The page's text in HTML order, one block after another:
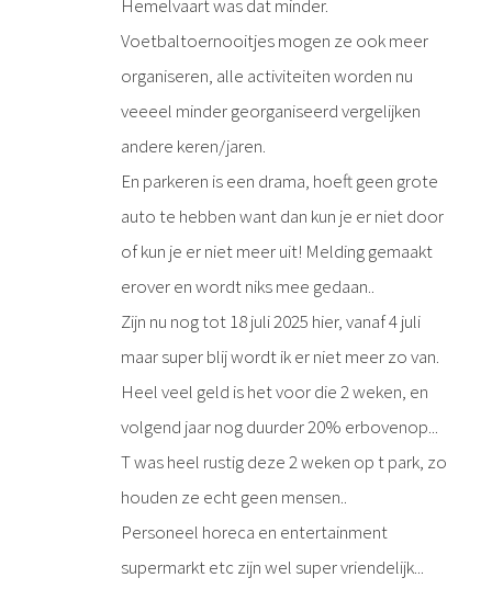
Hemelvaart was dat minder.
Voetbaltoernooitjes mogen ze ook meer
organiseren, alle activiteiten worden nu
veeeel minder georganiseerd vergelijken
andere keren/jaren.
En parkeren is een drama, hoeft geen grote
auto te hebben want dan kun je er niet door
of kun je er niet meer uit! Melding gemaakt
erover en wordt niks mee gedaan..
Zijn nu nog tot 18 juli 2025 hier, vanaf 4 juli
maar super blij wordt ik er niet meer zo van.
Heel veel geld is het voor die 2 weken, en
volgend jaar nog duurder 20% erbovenop...
T was heel rustig deze 2 weken op t park, zo
houden ze echt geen mensen..
Personeel horeca en entertainment
supermarkt etc zijn wel super vriendelijk...